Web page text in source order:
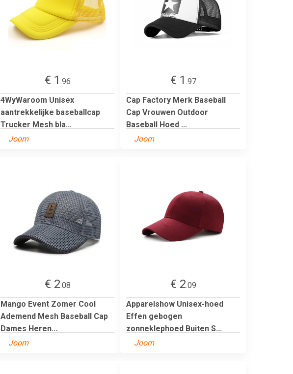
€ 1 .96
4WyWaroom Unisex
aantrekkelijke baseballcap
Trucker Mesh bla...
Joom
€ 1 .97
Cap Factory Merk Baseball
Cap Vrouwen Outdoor
Baseball Hoed ...
Joom
€ 2.08
Mango Event Zomer Cool
Ademend Mesh Baseball Cap
Dames Heren...
Joom
€ 2.09
Apparelshow Unisex-hoed
Effen gebogen
zonneklephoed Buiten S...
Joom